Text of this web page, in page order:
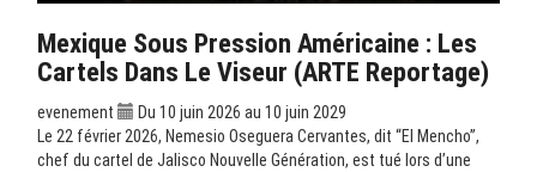
Mexique Sous Pression Américaine : Les
Cartels Dans Le Viseur (ARTE Reportage)
evenement
Du 10 juin 2026 au 10 juin 2029
Le 22 février 2026, Nemesio Oseguera Cervantes, dit “El Mencho”,
chef du cartel de Jalisco Nouvelle Génération, est tué lors d’une